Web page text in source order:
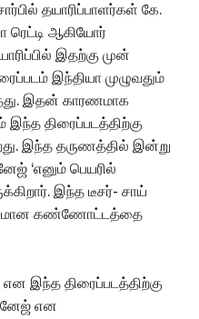
தயாரிப்பாளர்கள் கே.
ரெட்டி ஆகியோர்
இதற்கு முன்
இந்தியா முழுவதும்
இதன் காரணமாக
இந்த திரைப்படத்திற்கு
இந்த தருணத்தில் இன்று
‘எனும் பெயரில்
இந்த டீசர்- சாய்
கண்ணோட்டத்தை
என இந்த திரைப்படத்திற்கு
என